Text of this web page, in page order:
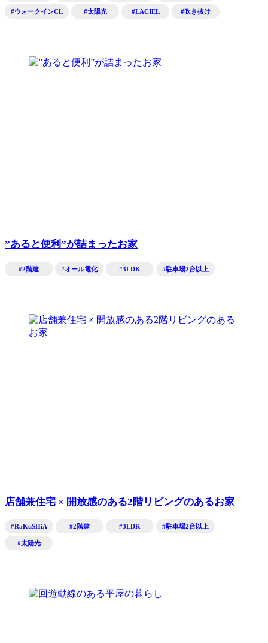
#ウォークインCL #太陽光 #LACIEL #吹き抜け
”あると便利”が詰まったお家
#2階建 #オール電化 #3LDK #駐車場2台以上
店舗兼住宅 × 開放感のある2階リビングのあるお家
#RaKuSHiA #2階建 #3LDK #駐車場2台以上
#太陽光